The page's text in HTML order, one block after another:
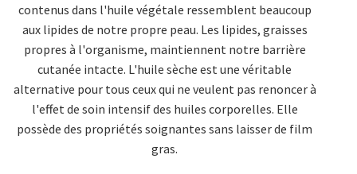
contenus dans l'huile végétale ressemblent beaucoup
aux lipides de notre propre peau. Les lipides, graisses
propres à l'organisme, maintiennent notre barrière
cutanée intacte. L'huile sèche est une véritable
alternative pour tous ceux qui ne veulent pas renoncer à
l'effet de soin intensif des huiles corporelles. Elle
possède des propriétés soignantes sans laisser de film
gras.